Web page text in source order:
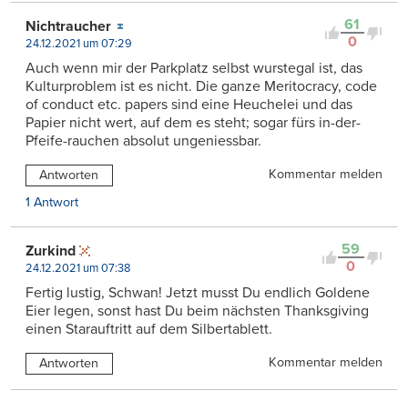
61
0
Nichtraucher
24.12.2021 um 07:29
Auch wenn mir der Parkplatz selbst wurstegal ist, das
Kulturproblem ist es nicht. Die ganze Meritocracy, code
of conduct etc. papers sind eine Heuchelei und das
Papier nicht wert, auf dem es steht; sogar fürs in-der-
Pfeife-rauchen absolut ungeniessbar.
Antworten
Kommentar melden
1 Antwort
59
0
Zurkind
24.12.2021 um 07:38
Fertig lustig, Schwan! Jetzt musst Du endlich Goldene
Eier legen, sonst hast Du beim nächsten Thanksgiving
einen Starauftritt auf dem Silbertablett.
Antworten Kommentar melden